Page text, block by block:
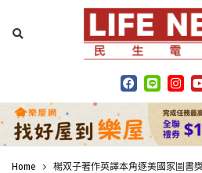
Home 楊双子著作英譯本角逐美國家圖書